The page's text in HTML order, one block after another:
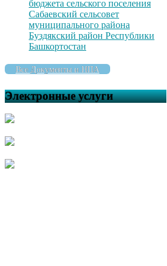
бюджета сельского поселения
Сабаевский сельсовет
муниципального района
Буздякский район Республики
Башкортостан
Все Документы и НПА
Электронные услуги